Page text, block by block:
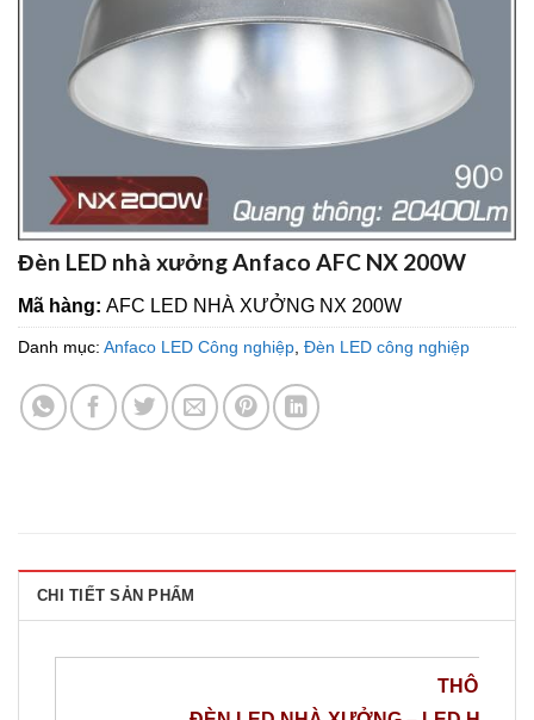
Đèn LED nhà xưởng Anfaco AFC NX 200W
Mã hàng: AFC LED NHÀ XƯỞNG NX 200W
Danh mục: Anfaco LED Công nghiệp Đèn LED công nghiệp
CHI TIẾT SẢN PHẨM
THÔNG​